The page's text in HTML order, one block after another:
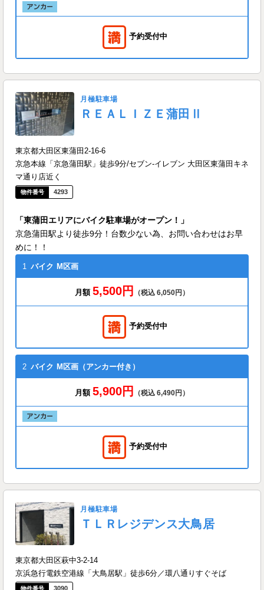
予約受付中
月極駐車場
ＲＥＡＬＩＺＥ蒲田Ⅱ
東京都大田区東蒲田2-16-6
京急本線「京急蒲田駅」徒歩9分/セブン-イレブン 大田区東蒲田キネ
マ通り店近く
4293
「東蒲田エリアにバイク駐車場がオープン！」
京急蒲田駅より徒歩9分！台数少ない為、お問い合わせはお早
めに！！
1 バイク M区画
月額 5,500円 （税込 6,050円）
予約受付中
2 バイク M区画（アンカー付き）
月額 5,900円 （税込 6,490円）
予約受付中
月極駐車場
ＴＬＲレジデンス大鳥居
東京都大田区萩中3-2-14
京浜急行電鉄空港線「大鳥居駅」徒歩6分／環八通りすぐそば
3090